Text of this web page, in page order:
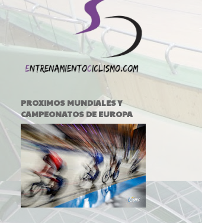
PROXIMOS MUNDIALES Y
CAMPEONATOS DE EUROPA